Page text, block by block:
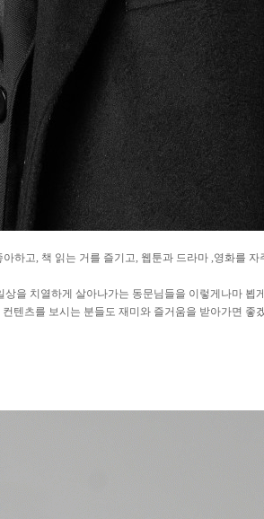
하고, 책 읽는 거를 즐기고, 웹툰과 드라마 ,영화를
을 치열하게 살아나가는 동문님들을 이렇게나마 뵙
텐츠를 보시는 분들도 재미와 즐거움을 받아가면 좋